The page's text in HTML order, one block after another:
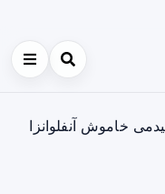
خاموش آنفلوانزا